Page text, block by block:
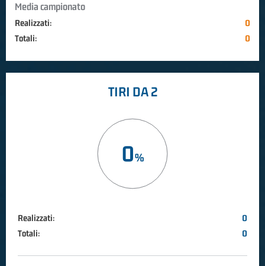
Media campionato
Realizzati:
0
Totali:
0
TIRI DA 2
0
Realizzati:
0
Totali:
0